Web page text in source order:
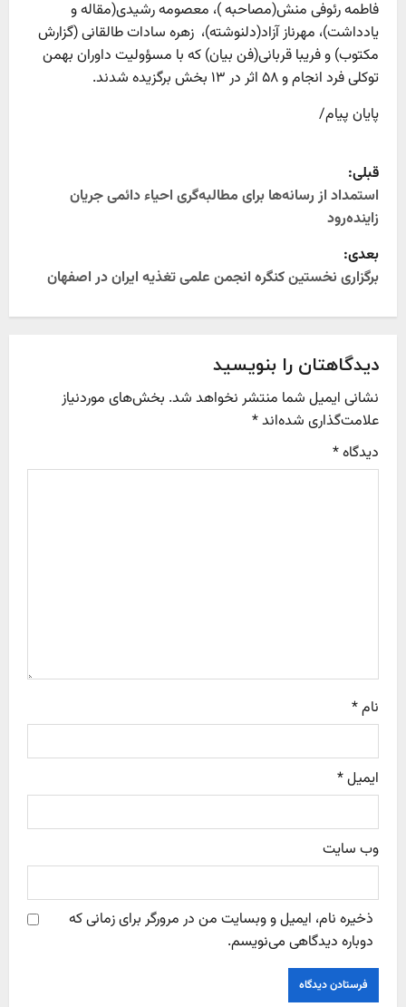
فاطمه رئوفی منش(مصاحبه )، معصومه رشیدی(مقاله و
یادداشت)، مهرناز آزاد(دلنوشته)، زهره سادات طالقانی (گزارش
مکتوب) و فریبا قربانی(فن بیان) که با مسؤولیت داوران بهمن
توکلی فرد انجام و ۵۸ اثر در ۱۳ بخش برگزیده شدند.
پایان پیام/
P
o
s
t
n
a
v
i
g
قبلی:
استمداد از رسانه‌ها برای مطالبه‌گری احیاء دائمی جریان
زاینده‌رود
بعدی:
برگزاری نخستین کنگره انجمن علمی تغذیه ایران در اصفهان
دیدگاهتان را بنویسید
نشانی ایمیل شما منتشر نخواهد شد. بخش‌های موردنیاز
علامت‌گذاری شده‌اند*
دیدگاه*
نام*
ایمیل*
وب‌ سایت
ذخیره نام، ایمیل و وبسایت من در مرورگر برای زمانی که
دوباره دیدگاهی می‌نویسم.